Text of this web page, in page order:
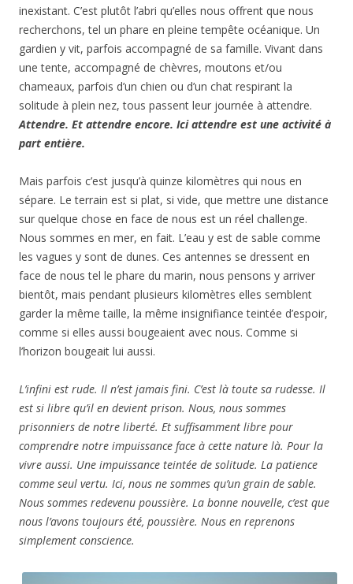
inexistant. C’est plutôt l’abri qu’elles nous offrent que nous
recherchons, tel un phare en pleine tempête océanique. Un
gardien y vit, parfois accompagné de sa famille. Vivant dans
une tente, accompagné de chèvres, moutons et/ou
chameaux, parfois d’un chien ou d’un chat respirant la
solitude à plein nez, tous passent leur journée à attendre.
Attendre. Et attendre encore. Ici attendre est une activité à
part entière.
Mais parfois c’est jusqu’à quinze kilomètres qui nous en
sépare. Le terrain est si plat, si vide, que mettre une distance
sur quelque chose en face de nous est un réel challenge.
Nous sommes en mer, en fait. L’eau y est de sable comme
les vagues y sont de dunes. Ces antennes se dressent en
face de nous tel le phare du marin, nous pensons y arriver
bientôt, mais pendant plusieurs kilomètres elles semblent
garder la même taille, la même insignifiance teintée d’espoir,
comme si elles aussi bougeaient avec nous. Comme si
l’horizon bougeait lui aussi.
L’infini est rude. Il n’est jamais fini. C’est là toute sa rudesse. Il
est si libre qu’il en devient prison. Nous, nous sommes
prisonniers de notre liberté. Et suffisamment libre pour
comprendre notre impuissance face à cette nature là. Pour la
vivre aussi. Une impuissance teintée de solitude. La patience
comme seul vertu. Ici, nous ne sommes qu’un grain de sable.
Nous sommes redevenu poussière. La bonne nouvelle, c’est que
nous l’avons toujours été, poussière. Nous en reprenons
simplement conscience.